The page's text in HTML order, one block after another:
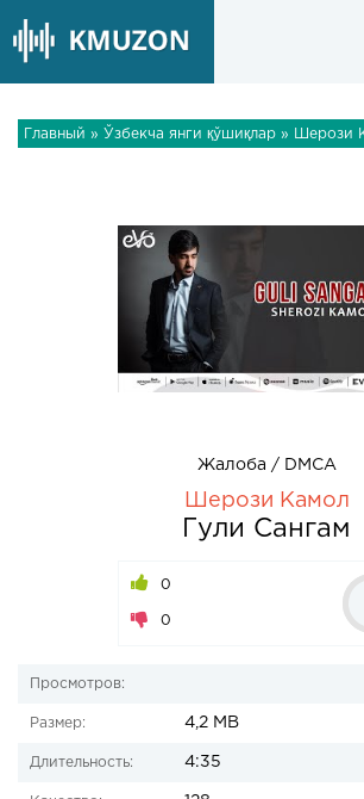
Главный » Ўзбекча янги қўшиқлар » Шерози
Жалоба / DMCA
Шерози Камол
Гули Сангам
0
0
Просмотров:
Размер: 4,2 MB
Длительность: 4:35